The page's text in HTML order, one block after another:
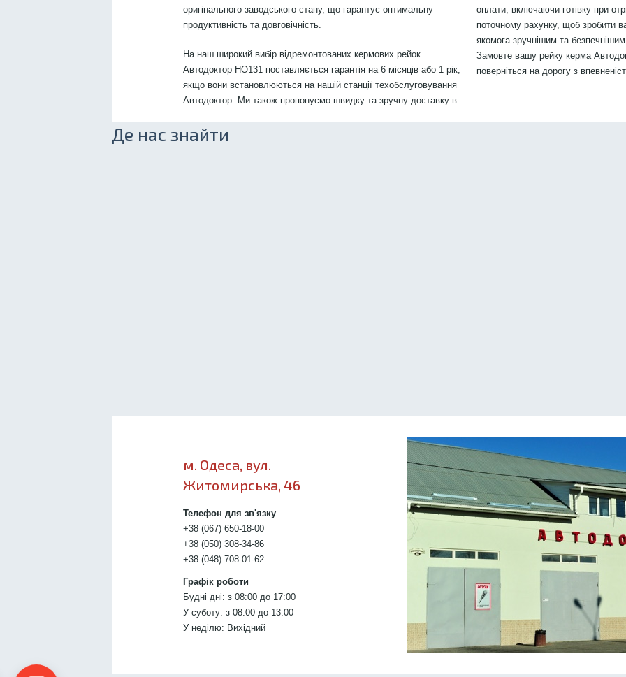
оригінального заводського стану, що гарантує оптимальну
продуктивність та довговічність.
На наш широкий вибір відремонтованих кермових рейок
Автодоктор HO131 поставляється гарантія на 6 місяців або 1 рік,
якщо вони встановлюються на нашій станції техобслуговування
Автодоктор. Ми також пропонуємо швидку та зручну доставку в
оплати, включаючи готівку при
поточному рахунку, щоб зробити
якомога зручнішим та
Замовте вашу рейку керма
поверніться на дорогу з
Де нас знайти
м. Одеса, вул.
Житомирська, 46
Телефон для зв'язку
+38 (067) 650-18-00
+38 (050) 308-34-86
+38 (048) 708-01-62
Графік роботи
Будні дні: з 08:00 до 17:00
У суботу: з 08:00 до 13:00
У неділю: Вихідний